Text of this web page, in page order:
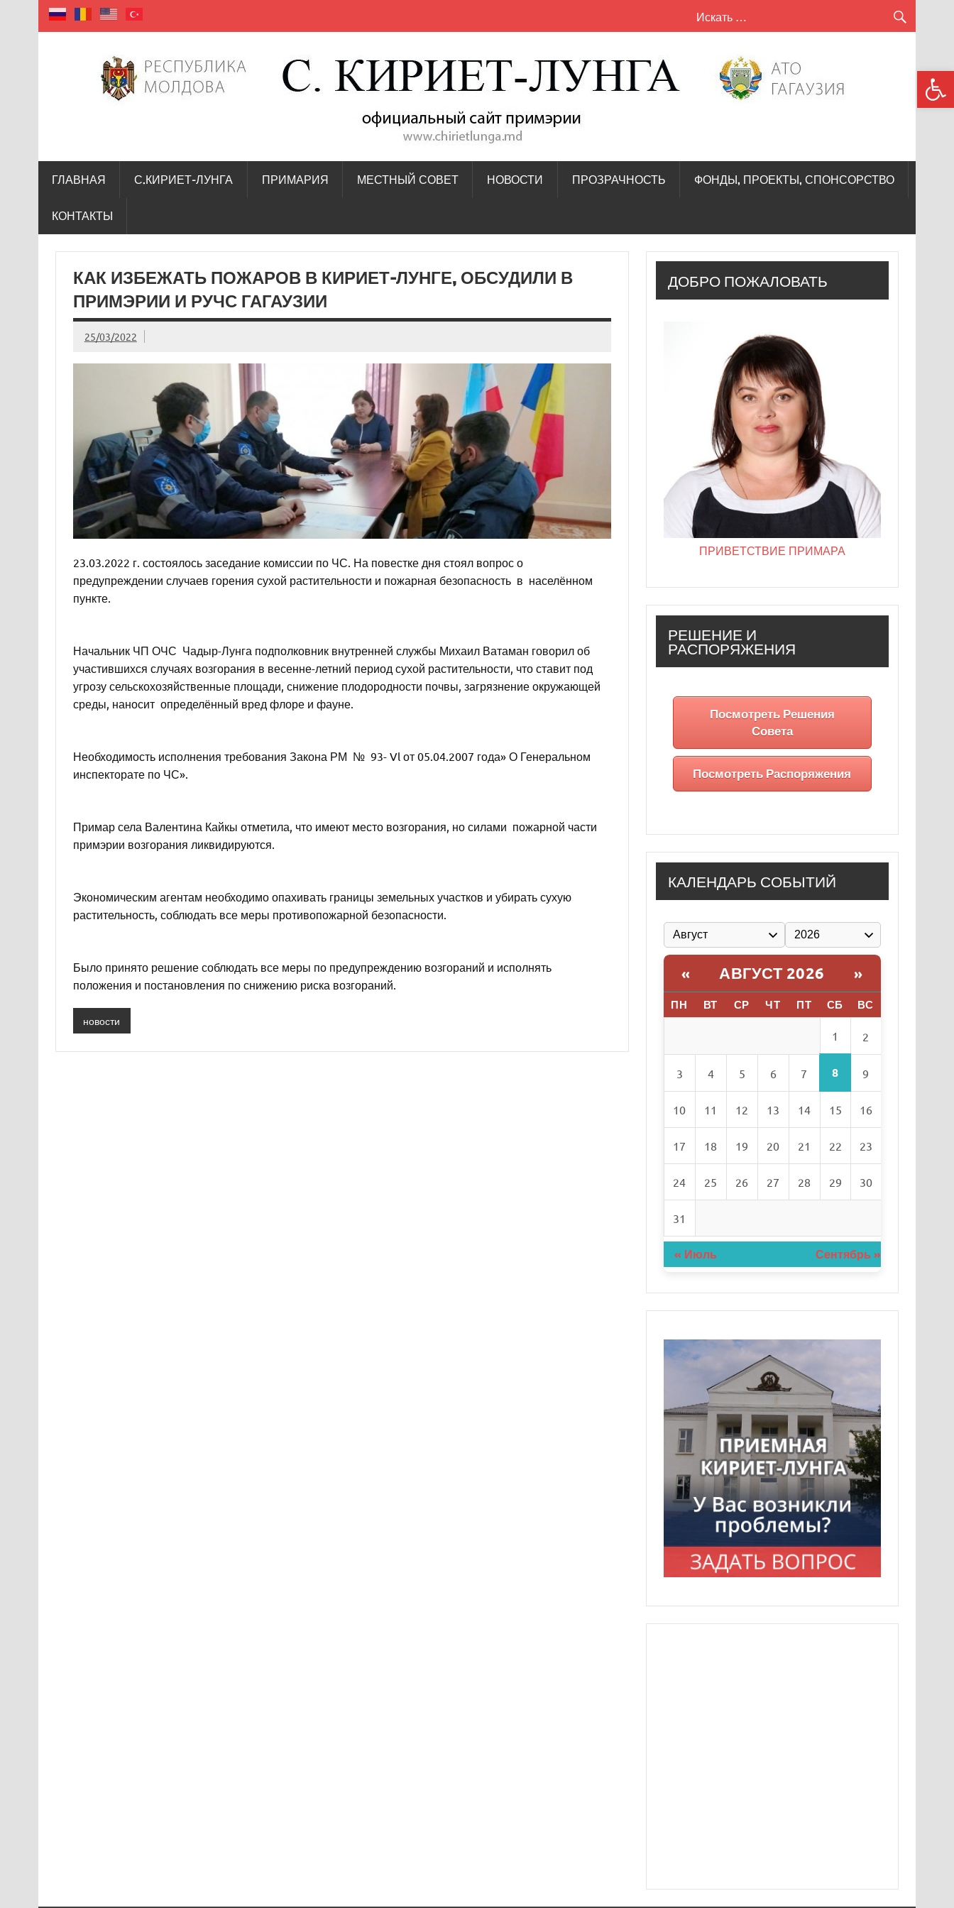
—
село Кириет — Лунга
ГЛАВНАЯ С.КИРИЕТ-ЛУНГА ПРИМАРИЯ МЕСТНЫЙ СОВЕТ НОВОСТИ ПРОЗРАЧНОСТЬ ФОНДЫ, ПРОЕКТЫ, СПОНСОРСТВО
КОНТАКТЫ
КАК ИЗБЕЖАТЬ ПОЖАРОВ В КИРИЕТ-ЛУНГЕ, ОБСУДИЛИ В
ПРИМЭРИИ И РУЧС ГАГАУЗИИ
25/03/2022
23.03.2022 г. состоялось заседание комиссии по ЧС. На повестке дня стоял вопрос о
предупреждении случаев горения сухой растительности и пожарная безопасность в населённом
пункте.
Начальник ЧП ОЧС Чадыр-Лунга подполковник внутренней службы Михаил Ватаман говорил об
участившихся случаях возгорания в весенне-летний период сухой растительности, что ставит под
угрозу сельскохозяйственные площади, снижение плодородности почвы, загрязнение окружающей
среды, наносит определённый вред флоре и фауне.
Необходимость исполнения требования Закона РМ № 93- Vl от 05.04.2007 года» О Генеральном
инспекторате по ЧС».
Примар села Валентина Кайкы отметила, что имеют место возгорания, но силами пожарной части
примэрии возгорания ликвидируются.
Экономическим агентам необходимо опахивать границы земельных участков и убирать сухую
растительность, соблюдать все меры противопожарной безопасности.
Было принято решение соблюдать все меры по предупреждению возгораний и исполнять
положения и постановления по снижению риска возгораний.
новости
ДОБРО ПОЖАЛОВАТЬ
ПРИВЕТСТВИЕ ПРИМАРА
РЕШЕНИЕ И
РАСПОРЯЖЕНИЯ
Посмотреть Решения
Совета
Посмотреть Распоряжения
КАЛЕНДАРЬ СОБЫТИЙ
« АВГУСТ 2026 »
ПН ВТ СР ЧТ ПТ СБ ВС
1 2
3 4 5 6 7 8 9
10 11 12 13 14 15 16
17 18 19 20 21 22 23
24 25 26 27 28 29 30
31
« Июль Сентябрь »